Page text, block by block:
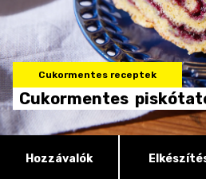
Cukormentes receptek
Cukormentes
Hozzávalók